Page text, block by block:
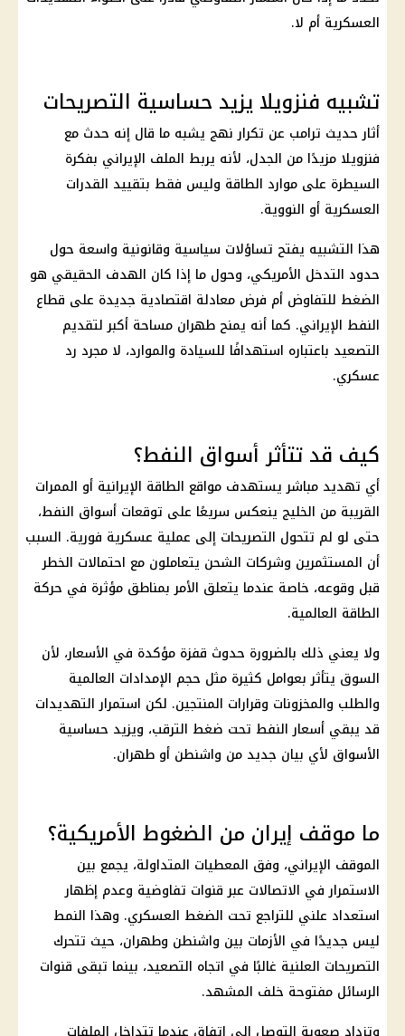
العسكرية أم لا.
تشبيه فنزويلا يزيد حساسية التصريحات
أثار حديث ترامب عن تكرار نهج يشبه ما قال إنه حدث مع
فنزويلا مزيدًا من الجدل، لأنه يربط الملف الإيراني بفكرة
السيطرة على موارد الطاقة وليس فقط بتقييد القدرات
العسكرية أو النووية.
هذا التشبيه يفتح تساؤلات سياسية وقانونية واسعة حول
حدود التدخل الأمريكي، وحول ما إذا كان الهدف الحقيقي هو
الضغط للتفاوض أم فرض معادلة اقتصادية جديدة على قطاع
النفط الإيراني. كما أنه يمنح طهران مساحة أكبر لتقديم
التصعيد باعتباره استهدافًا للسيادة والموارد، لا مجرد رد
عسكري.
كيف قد تتأثر أسواق النفط؟
أي تهديد مباشر يستهدف مواقع الطاقة الإيرانية أو الممرات
القريبة من الخليج ينعكس سريعًا على توقعات أسواق النفط،
حتى لو لم تتحول التصريحات إلى عملية عسكرية فورية. السبب
أن المستثمرين وشركات الشحن يتعاملون مع احتمالات الخطر
قبل وقوعه، خاصة عندما يتعلق الأمر بمناطق مؤثرة في حركة
الطاقة العالمية.
ولا يعني ذلك بالضرورة حدوث قفزة مؤكدة في الأسعار، لأن
السوق يتأثر بعوامل كثيرة مثل حجم الإمدادات العالمية
والطلب والمخزونات وقرارات المنتجين. لكن استمرار التهديدات
قد يبقي أسعار النفط تحت ضغط الترقب، ويزيد حساسية
الأسواق لأي بيان جديد من واشنطن أو طهران.
ما موقف إيران من الضغوط الأمريكية؟
الموقف الإيراني، وفق المعطيات المتداولة، يجمع بين
الاستمرار في الاتصالات عبر قنوات تفاوضية وعدم إظهار
استعداد علني للتراجع تحت الضغط العسكري. وهذا النمط
ليس جديدًا في الأزمات بين واشنطن وطهران، حيث تتحرك
التصريحات العلنية غالبًا في اتجاه التصعيد، بينما تبقى قنوات
الرسائل مفتوحة خلف المشهد.